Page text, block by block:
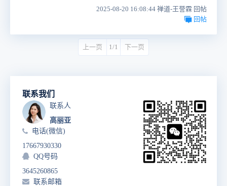
2025-08-20 16:08:44 禅道-王誉霖 回帖
回帖
上一页 1/1 下一页
联系我们
联系人
高丽亚
电话(微信)
17667930330
QQ号码
3645260865
联系邮箱